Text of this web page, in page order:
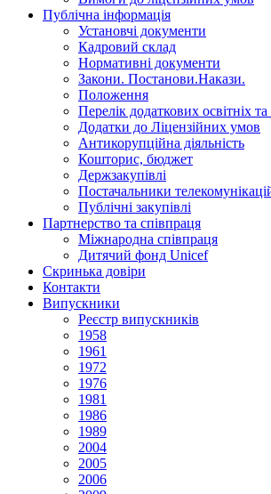
Публічна інформація
Установчi документи
Кадровий склад
Нормативнi документи
Закони. Постанови.Накази.
Положення
Перелік додаткових освітніх
Додатки до Ліцензійних умов
Антикорупційна діяльність
Кошторис, бюджет
Держзакупiвлi
Постачальники
Публічні закупівлі
Партнерство та співпраця
Міжнародна співпраця
Дитячий фонд Unicef
Скринька довіри
Контакти
Випускники
Реєстр випускників
1958
1961
1972
1976
1981
1986
1989
2004
2005
2006